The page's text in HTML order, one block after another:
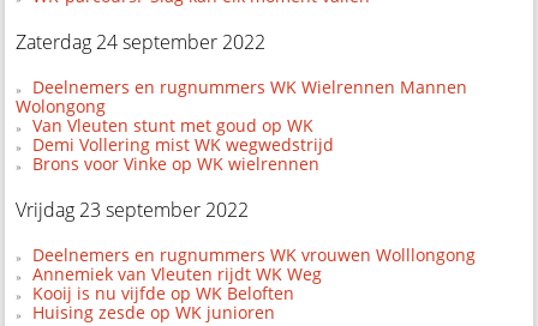
Zaterdag 24 september 2022
Deelnemers en rugnummers WK Wielrennen Mannen
Wolongong
Van Vleuten stunt met goud op WK
Demi Vollering mist WK wegwedstrijd
Brons voor Vinke op WK wielrennen
Vrijdag 23 september 2022
Deelnemers en rugnummers WK vrouwen Wolllongong
Annemiek van Vleuten rijdt WK Weg
Kooij is nu vijfde op WK Beloften
Huising zesde op WK junioren